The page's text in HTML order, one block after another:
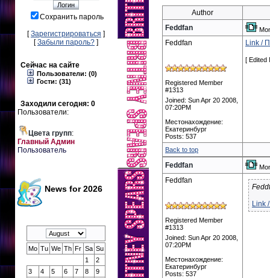
Сохранить пароль
[Зарегистрироваться ]
[Забыли пароль? ]
Сейчас на сайте
Пользователи: (0)
Гости: (31)
Заходили сегодня: 0
Пользователи:
Цвета групп:
Главный Админ
Пользователь
News for 2026
Mo Tu We Th Fr Sa Su
1
2
3
4 5 6 7 8
9
Author
Feddfan
Feddfan
Registered Member
#1313
Joined: Sun Apr 20 2008,
07:20PM
Местонахождение:
Екатеринбург
Posts: 537
Link /
[ Edited
Back to top
Feddfan
Feddfan
Registered Member
#1313
Joined: Sun Apr 20 2008,
07:20PM
Местонахождение:
Екатеринбург
Posts: 537
Link